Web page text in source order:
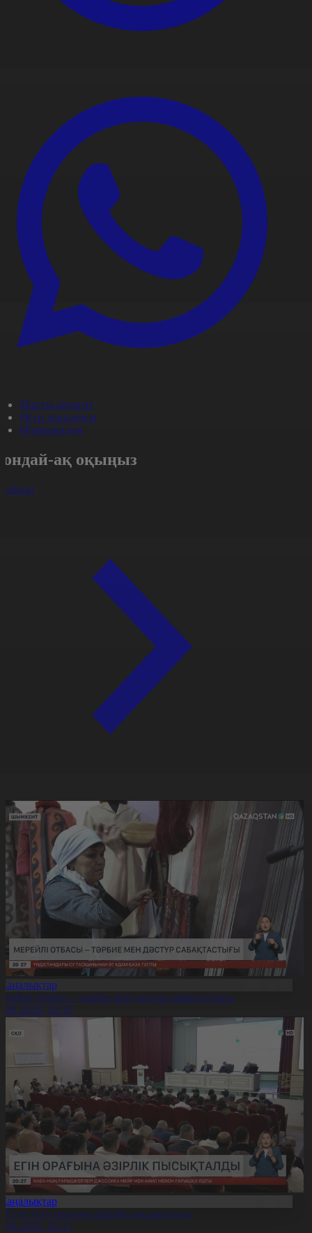
#Басты ақпарат
#Күн жаңалығы
#Референдум
ақ оқыңыз
отбасы – тәрбие мен дәстүр сабақтастығы
20:19
да егін орағына әзірлік пысықталды
20:17